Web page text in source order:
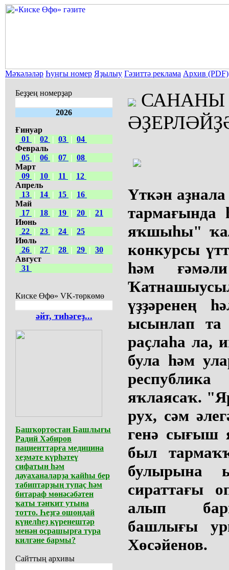
Мәҡәләләр Һуңғы номер Яҙылыу Гәзиттә реклама Архив (PDF)
Беҙҙең номерҙар
2026
Ғинуар
01
| 02 | 03 | 04
Февраль
05 | 06 | 07 | 08
Март
09 | 10 | 11 |
12
Апрель
13 | 14 | 15 |
16
Май
17 | 18 | 19 | 20 | 21
Июнь
22 | 23 | 24 | 25
Июль
26 | 27 | 28 | 29 | 30
Август
31
Киске Өфө» VK-төркөмө
әйт, тиһәгеҙ...
Башҡортостан Башлығы
Радий Хәбиров
пациенттарға медицина
хеҙмәте күрһәтеү
сифатын һәм
дауаханаларҙа ҡайһы бер
табиптарҙың тупаҫ һәм
битараф мөнәсәбәтен
ҡаты тәнҡит утына
тотто. Һеҙгә ошондай
күңелһеҙ күренештәр
менән осрашырға тура
килгәне бармы?
Сайттың архивы
САНАНЫ
Үткән
тармағында
яҡшыһы"
конкурсы
һәм
үҙҙәренең
ысынлап та
раҫлаһа ла,
була һәм
яҡлаясаҡ.
рух, сәм
генә сығыш
был
булырына
сираттағы
алып
башлығы
Хөсәйенов.